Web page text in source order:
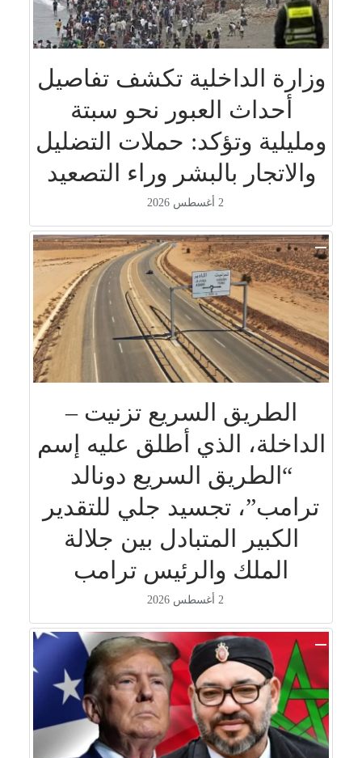
وزارة الداخلية تكشف تفاصيل
أحداث العبور نحو سبتة
ومليلية وتؤكد: حملات التضليل
والاتجار بالبشر وراء التصعيد
2 أغسطس 2026
الطريق السريع تزنيت –
الداخلة، الذي أطلق عليه إسم
“الطريق السريع دونالد
ترامب”، تجسيد جلي للتقدير
الكبير المتبادل بين جلالة
الملك والرئيس ترامب
2 أغسطس 2026